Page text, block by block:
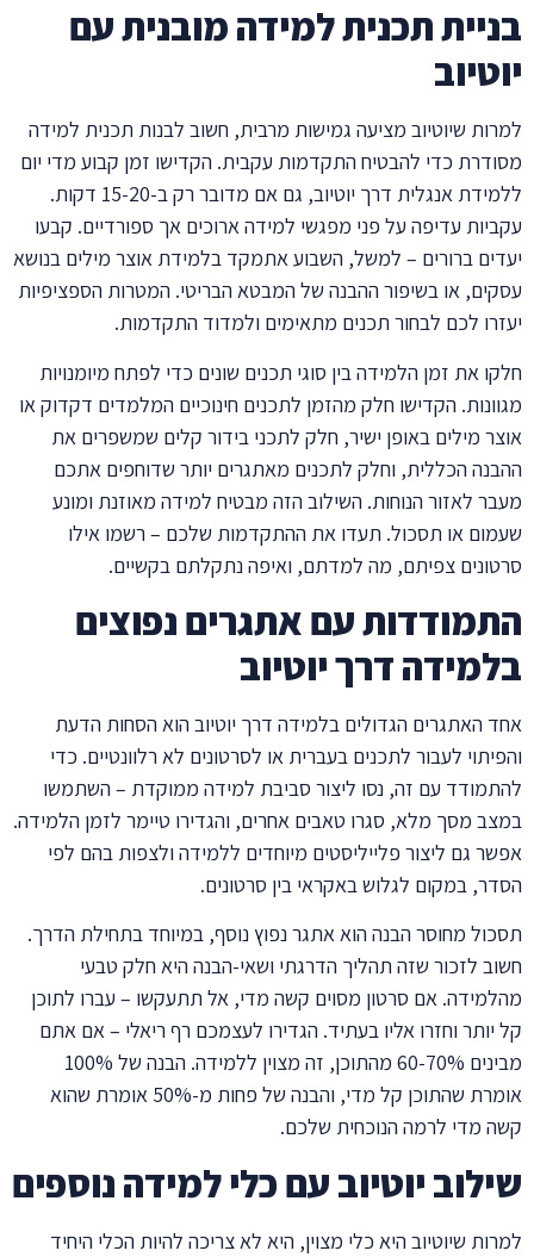
בניית תכנית למידה מובנית עם
יוטיוב
למרות שיוטיוב מציעה גמישות מרבית, חשוב לבנות תכנית למידה
מסודרת כדי להבטיח התקדמות עקבית. הקדישו זמן קבוע מדי יום
ללמידת אנגלית דרך יוטיוב, גם אם מדובר רק ב-15-20 דקות.
עקביות עדיפה על פני מפגשי למידה ארוכים אך ספורדיים. קבעו
יעדים ברורים – למשל, השבוע אתמקד בלמידת אוצר מילים בנושא
עסקים, או בשיפור ההבנה של המבטא הבריטי. המטרות הספציפיות
יעזרו לכם לבחור תכנים מתאימים ולמדוד התקדמות.
חלקו את זמן הלמידה בין סוגי תכנים שונים כדי לפתח מיומנויות
מגוונות. הקדישו חלק מהזמן לתכנים חינוכיים המלמדים דקדוק או
אוצר מילים באופן ישיר, חלק לתכני בידור קלים שמשפרים את
ההבנה הכללית, וחלק לתכנים מאתגרים יותר שדוחפים אתכם
מעבר לאזור הנוחות. השילוב הזה מבטיח למידה מאוזנת ומונע
שעמום או תסכול. תעדו את ההתקדמות שלכם – רשמו אילו
סרטונים צפיתם, מה למדתם, ואיפה נתקלתם בקשיים.
התמודדות עם אתגרים נפוצים
בלמידה דרך יוטיוב
אחד האתגרים הגדולים בלמידה דרך יוטיוב הוא הסחות הדעת
והפיתוי לעבור לתכנים בעברית או לסרטונים לא רלוונטיים. כדי
להתמודד עם זה, נסו ליצור סביבת למידה ממוקדת – השתמשו
במצב מסך מלא, סגרו טאבים אחרים, והגדירו טיימר לזמן הלמידה.
אפשר גם ליצור פלייליסטים מיוחדים ללמידה ולצפות בהם לפי
הסדר, במקום לגלוש באקראי בין סרטונים.
תסכול מחוסר הבנה הוא אתגר נפוץ נוסף, במיוחד בתחילת הדרך.
חשוב לזכור שזה תהליך הדרגתי ושאי-הבנה היא חלק טבעי
מהלמידה. אם סרטון מסוים קשה מדי, אל תתעקשו – עברו לתוכן
קל יותר וחזרו אליו בעתיד. הגדירו לעצמכם רף ריאלי – אם אתם
מבינים 60-70% מהתוכן, זה מצוין ללמידה. הבנה של 100%
אומרת שהתוכן קל מדי, והבנה של פחות מ-50% אומרת שהוא
קשה מדי לרמה הנוכחית שלכם.
שילוב יוטיוב עם כלי למידה נוספים
למרות שיוטיוב היא כלי מצוין, היא לא צריכה להיות הכלי היחיד